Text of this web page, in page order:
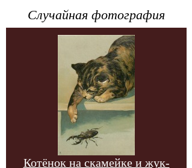
Случайная фотография
Котёнок на скамейке и жук-